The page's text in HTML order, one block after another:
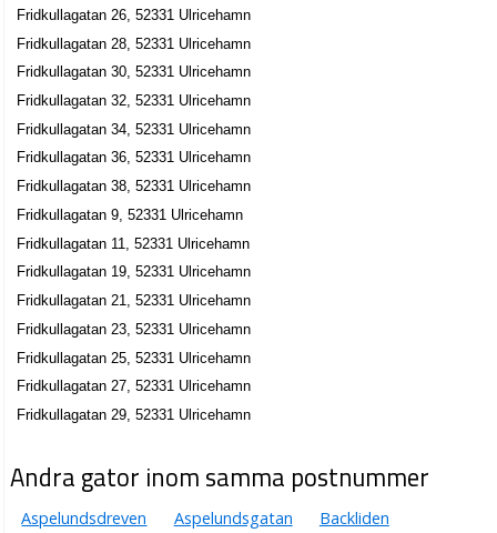
Fridkullagatan 26, 52331 Ulricehamn
Fridkullagatan 28, 52331 Ulricehamn
Fridkullagatan 30, 52331 Ulricehamn
Fridkullagatan 32, 52331 Ulricehamn
Fridkullagatan 34, 52331 Ulricehamn
Fridkullagatan 36, 52331 Ulricehamn
Fridkullagatan 38, 52331 Ulricehamn
Fridkullagatan 9, 52331 Ulricehamn
Fridkullagatan 11, 52331 Ulricehamn
Fridkullagatan 19, 52331 Ulricehamn
Fridkullagatan 21, 52331 Ulricehamn
Fridkullagatan 23, 52331 Ulricehamn
Fridkullagatan 25, 52331 Ulricehamn
Fridkullagatan 27, 52331 Ulricehamn
Fridkullagatan 29, 52331 Ulricehamn
Andra gator inom samma postnummer
Aspelundsdreven Aspelundsgatan
Backliden